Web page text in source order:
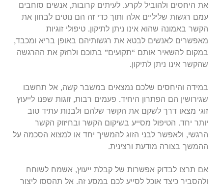
את היחסים ולהוביל לקרע. לעיתים קרובות, אנשים סוחבים
עמם רגשות שליליים אלה ותוך כדי זה הם נוטים לבחון את
הקשר באמונה שהוא אינו ניתן לתיקון. טיפולי זוגיות
מאפשרים לאנשים לבטא את רגשותיהם באופן בריא ומכבד,
במקום להשאיר אותם “תקועים” בתוכם ולחזק את ההרגשה
שהקשר אינו ניתן לתיקון.
במידה והיחסים שלכם נמצאים במשבר קשה, אל תחשבו
שגירושין הם הפתרון היחיד. פעמים רבות, זוגות שפנו לייעוץ
זוגי מצאו דרך לשקם את הקשר שלהם ולבנות עתיד טוב
יותר יחד. הטיפול מסייע בשיקום הקשר ובחיזוק הקשר
הרגשי, ולאפשר לבני הזוג להמשיך יחד או למצוא הסכמה על
ההמשך בצורה מודעת ורצינית.
אם תרצו לבדוק אפשרות של קבלת ייעוץ, אשמח לשוחח
ולהסביר כיצד אוכל לסייע לכם במסע זה. אל תהססו ליצור